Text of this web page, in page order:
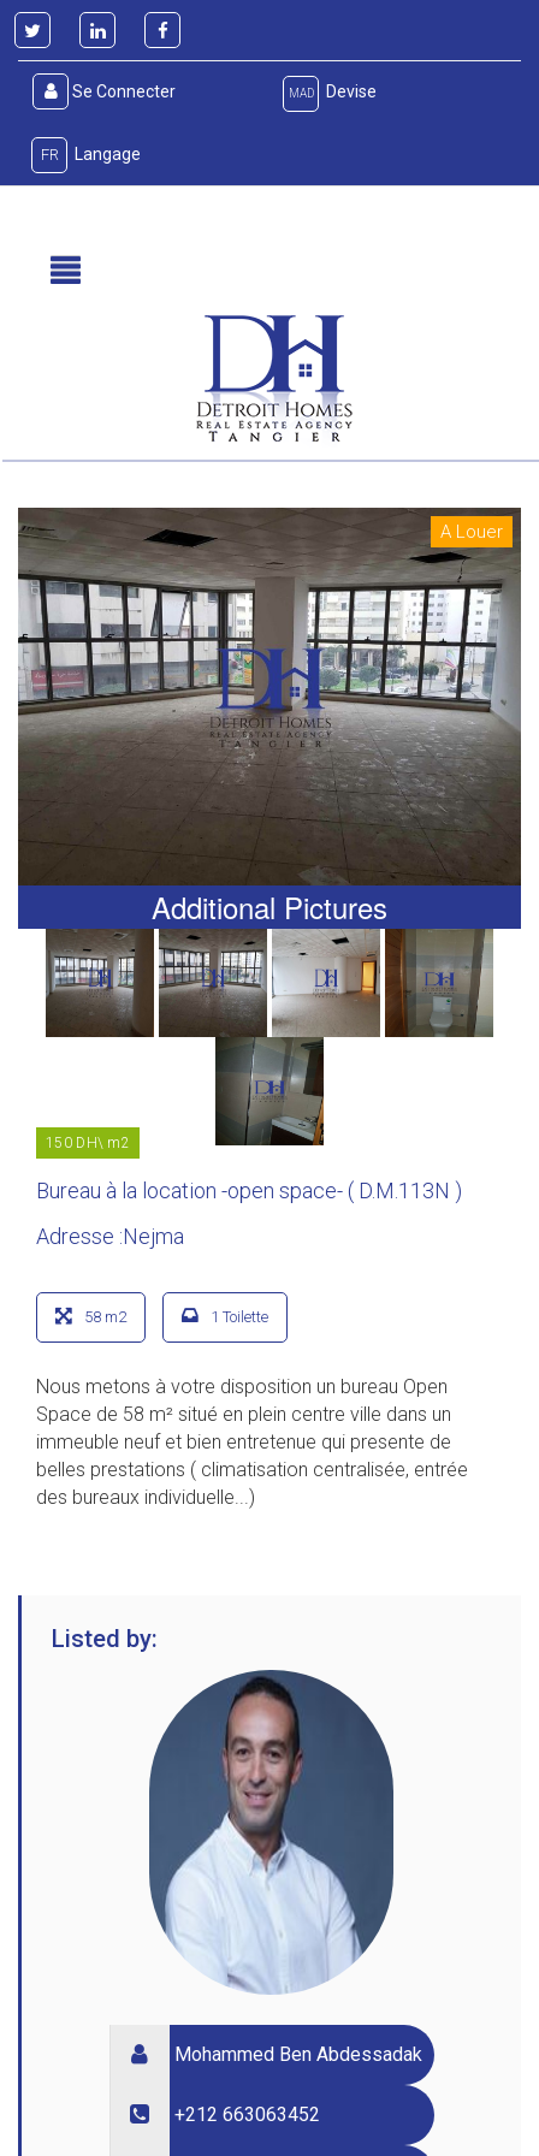
Se Connecter MAD Devise
FR Langage
A Louer
Additional Pictures
150 DH\ m2
Bureau à la location -open space- ( D.M.113N )
Adresse :Nejma
58 m2 1 Toilette
Nous metons à votre disposition un bureau Open
Space de 58 m² situé en plein centre ville dans un
immeuble neuf et bien entretenue qui presente de
belles prestations ( climatisation centralisée, entrée
des bureaux individuelle...)
Listed by:
Mohammed Ben Abdessadak
+212 663063452